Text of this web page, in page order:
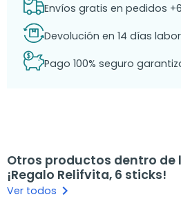
Envíos gratis en pedidos
Devolución en 14 días
Pago 100% seguro
Otros productos dentro de
¡Regalo Relifvita, 6 sticks!
Ver todos keyboard_arrow_right